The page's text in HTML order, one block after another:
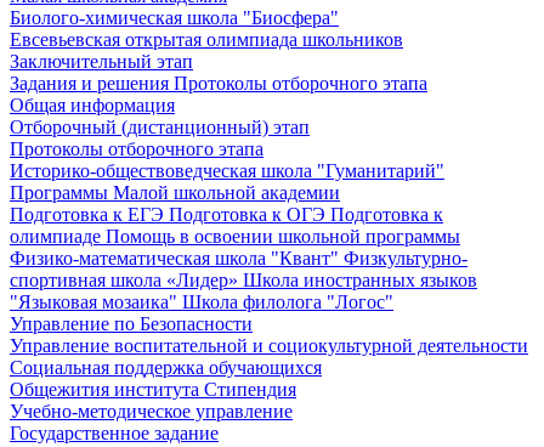
Биолого-химическая школа "Биосфера"
Евсевьевская открытая олимпиада школьников
Заключительный этап
Задания и решения Протоколы отборочного этапа
Общая информация
Отборочный (дистанционный) этап
Протоколы отборочного этапа
Историко-обществоведческая школа "Гуманитарий"
Программы Малой школьной академии
Подготовка к ЕГЭ Подготовка к ОГЭ Подготовка к
олимпиаде Помощь в освоении школьной программы
Физико-математическая школа "Квант" Физкультурно-
спортивная школа «Лидер» Школа иностранных языков
"Языковая мозаика" Школа филолога "Логос"
Управление по Безопасности
Управление воспитательной и социокультурной деятельности
Социальная поддержка обучающихся
Общежития института Стипендия
Учебно-методическое управление
Государственное задание